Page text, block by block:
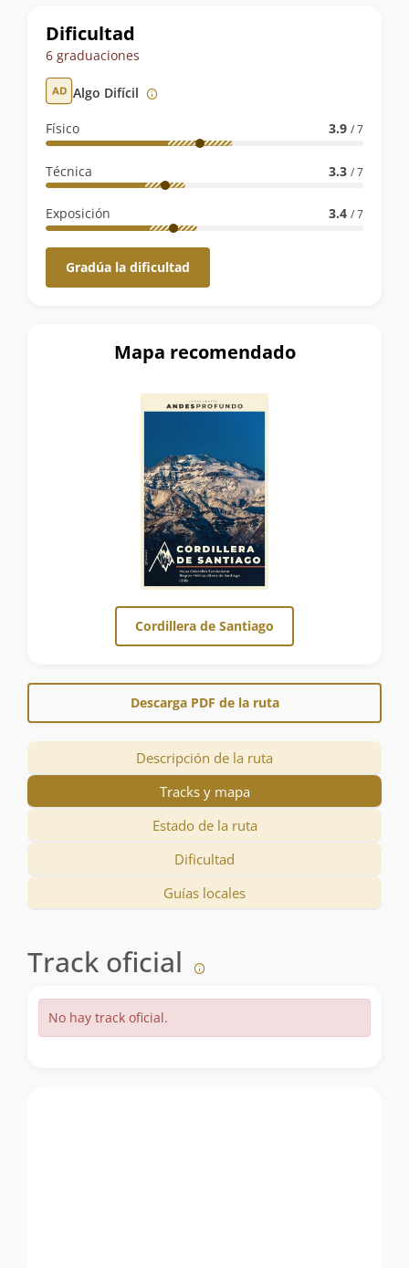
Datos
de
la
ruta
Dificultad
6 graduaciones
Algo Difícil
Físico 3.9 / 7
Técnica 3.3 / 7
Exposición 3.4 / 7
Gradúa la dificultad
Mapa recomendado
Cordillera de Santiago
Descarga PDF de la ruta
Descripción de la ruta
Tracks y mapa
Estado de la ruta
Dificultad
Guías locales
Track oficial
No hay track oficial.